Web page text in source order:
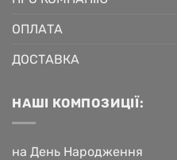
ОПЛАТА
ДОСТАВКА
НАШІ КОМПОЗИЦІЇ:
на День Народження